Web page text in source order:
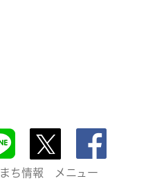
まち情報 メニュー